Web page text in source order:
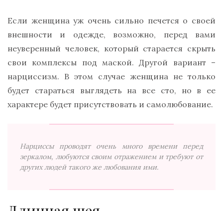
Если женщина уж очень сильно печется о своей
внешности и одежде, возможно, перед вами
неуверенный человек, который старается скрыть
свои комплексы под маской. Другой вариант –
нарциссизм. В этом случае женщина не только
будет стараться выглядеть на все сто, но в ее
характере будет присутствовать и самолюбование.
Нарциссы проводят очень много времени перед
зеркалом, любуются своим отражением и требуют от
других людей такого же любования ими.